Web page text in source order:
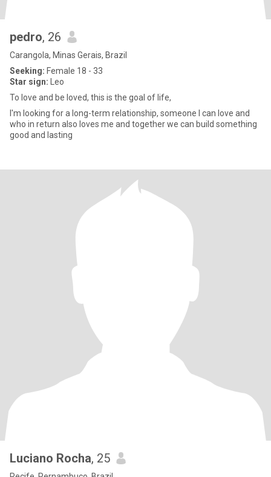
pedro, 26
Carangola, Minas Gerais, Brazil
Seeking: Female 18 - 33
Star sign: Leo
To love and be loved, this is the goal of life,
I'm looking for a long-term relationship, someone I can love and
who in return also loves me and together we can build something
good and lasting
Luciano Rocha, 25